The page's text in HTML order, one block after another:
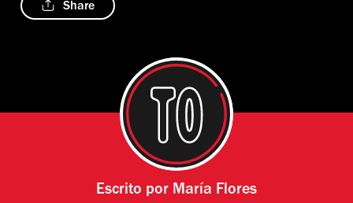
Share
Escrito por María Flores